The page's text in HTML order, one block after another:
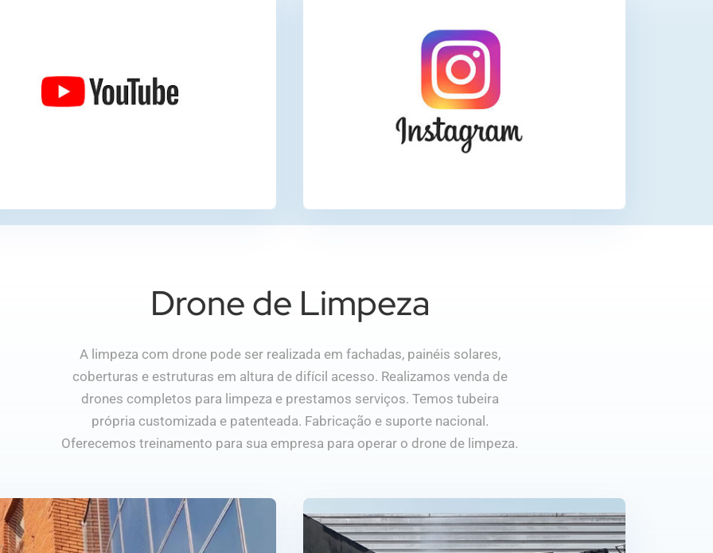
Drone de Limpeza
A limpeza com drone pode ser realizada em fachadas, painéis solares,
coberturas e estruturas em altura de difícil acesso. Realizamos venda de
drones completos para limpeza e prestamos serviços. Temos tubeira
própria customizada e patenteada. Fabricação e suporte nacional.
Oferecemos treinamento para sua empresa para operar o drone de limpeza.